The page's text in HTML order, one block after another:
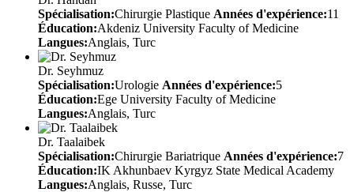
Spécialisation:Chirurgie Plastique Années d'expérience:11
Éducation:Akdeniz University Faculty of Medicine
Langues:Anglais, Turc
Dr. Seyhmuz
Spécialisation:Urologie Années d'expérience:5
Éducation:Ege University Faculty of Medicine
Langues:Anglais, Turc
Dr. Taalaibek
Spécialisation:Chirurgie Bariatrique Années d'expérience:7
Éducation:IK Akhunbaev Kyrgyz State Medical Academy
Langues:Anglais, Russe, Turc